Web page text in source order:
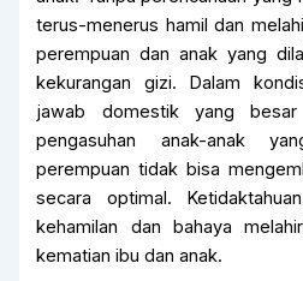
terus-menerus hamil dan
perempuan dan anak yang
kekurangan gizi. Dalam
jawab domestik yang
pengasuhan anak-anak
perempuan tidak bisa
secara optimal.
kehamilan dan bahaya
kematian ibu dan anak.